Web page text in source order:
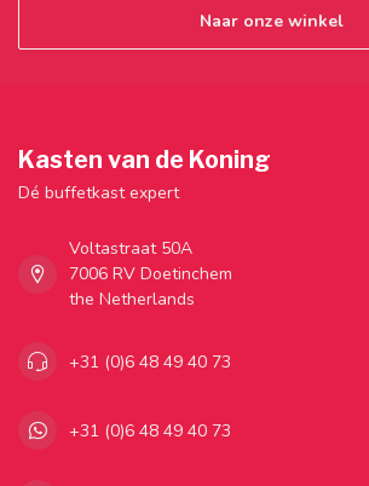
Naar onze winkel
Kasten van de Koning
Dé buffetkast expert
Voltastraat 50A
7006 RV Doetinchem
the Netherlands
+31 (0)6 48 49 40 73
+31 (0)6 48 49 40 73